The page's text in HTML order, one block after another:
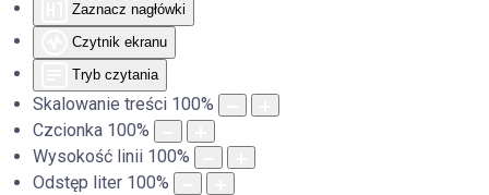
Zaznacz nagłówki
Czytnik ekranu
Tryb czytania
Skalowanie treści 100%
Czcionka 100%
Wysokość linii 100%
Odstęp liter 100%